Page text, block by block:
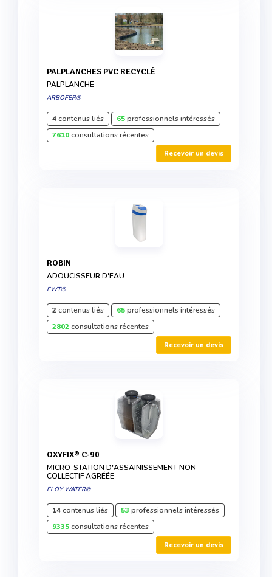
PALPLANCHES PVC RECYCLÉ
PALPLANCHE
ARBOFER®
4contenus liés 65professionnels intéressés
7610consultations récentes
Recevoir un devis
ROBIN
ADOUCISSEUR D'EAU
EWT®
2contenus liés 65professionnels intéressés
2802consultations récentes
Recevoir un devis
OXYFIX® C-90
MICRO-STATION D'ASSAINISSEMENT NON
COLLECTIF AGRÉÉE
ELOY WATER®
14contenus liés 53 professionnels intéressés
9335consultations récentes
Recevoir un devis